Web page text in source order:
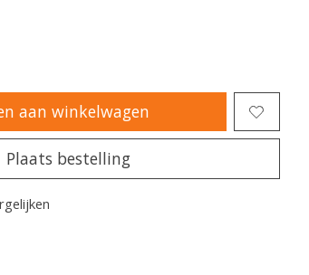
aan winkelwagen
Plaats bestelling